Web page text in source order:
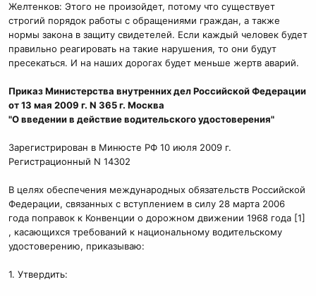
Желтенков: Этого не произойдет, потому что существует
строгий порядок работы с обращениями граждан, а также
нормы закона в защиту свидетелей. Если каждый человек будет
правильно реагировать на такие нарушения, то они будут
пресекаться. И на наших дорогах будет меньше жертв аварий.
Приказ Министерства внутренних дел Российской Федерации
от 13 мая 2009 г. N 365 г. Москва
"О введении в действие водительского удостоверения"
Зарегистрирован в Минюсте РФ 10 июля 2009 г.
Регистрационный N 14302
В целях обеспечения международных обязательств Российской
Федерации, связанных с вступлением в силу 28 марта 2006
года поправок к Конвенции о дорожном движении 1968 года [1]
, касающихся требований к национальному водительскому
удостоверению, приказываю:
1. Утвердить: